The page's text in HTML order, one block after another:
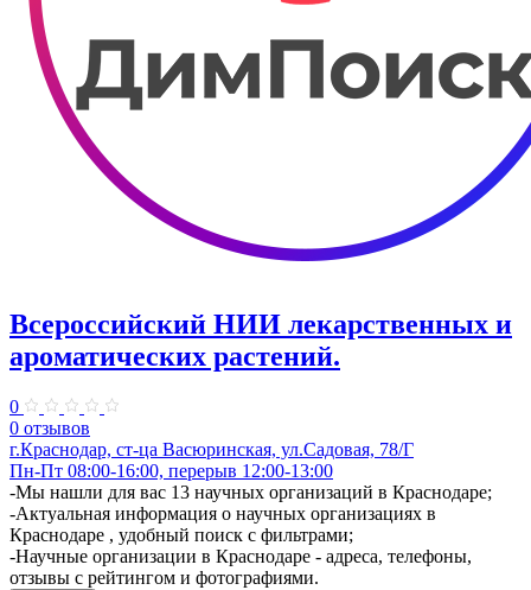
Всероссийский НИИ лекарственных и
ароматических растений.
0
0 отзывов
г.Краснодар, ст-ца Васюринская, ул.Садовая, 78/Г
Пн-Пт 08:00-16:00, перерыв 12:00-13:00
-Мы нашли для вас 13 научных организаций в Краснодаре;
-Актуальная информация о научных организациях в
Краснодаре , удобный поиск с фильтрами;
-Научные организации в Краснодаре - адреса, телефоны,
отзывы с рейтингом и фотографиями.